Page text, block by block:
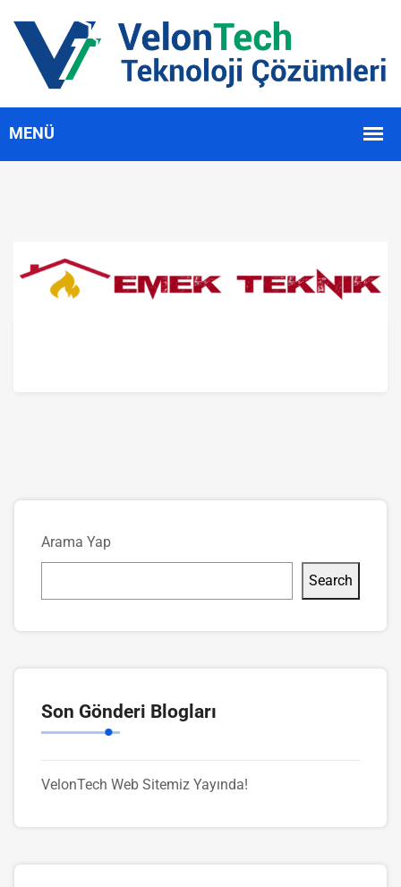
Arama Yap
Search
Son Gönderi Blogları
VelonTech Web Sitemiz Yayında!